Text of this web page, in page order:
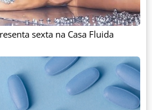
sexta na Casa Fluida